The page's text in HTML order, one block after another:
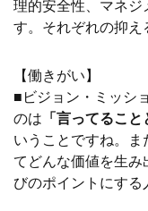
理的安全性、マネジ
す。それぞれの抑え
【働きがい】
■ビジョン・ミッシ
のは 「言ってるこ
いうことですね。ま
てどんな価値を生み
びのポイントにする